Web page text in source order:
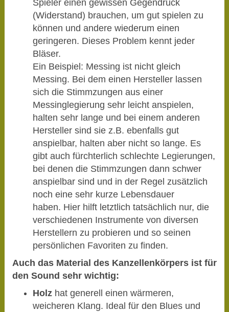
Spieler einen gewissen Gegendruck
(Widerstand) brauchen, um gut spielen zu
können und andere wiederum einen
geringeren. Dieses Problem kennt jeder
Bläser.
Ein Beispiel: Messing ist nicht gleich
Messing. Bei dem einen Hersteller lassen
sich die Stimmzungen aus einer
Messinglegierung sehr leicht anspielen,
halten sehr lange und bei einem anderen
Hersteller sind sie z.B. ebenfalls gut
anspielbar, halten aber nicht so lange. Es
gibt auch fürchterlich schlechte Legierungen,
bei denen die Stimmzungen dann schwer
anspielbar sind und in der Regel zusätzlich
noch eine sehr kurze Lebensdauer
haben. Hier hilft letztlich tatsächlich nur, die
verschiedenen Instrumente von diversen
Herstellern zu probieren und so seinen
persönlichen Favoriten zu finden.
Auch das Material des Kanzellenkörpers ist für
den Sound sehr wichtig:
Holzhat generell einen wärmeren,
weicheren Klang. Ideal für den Blues und